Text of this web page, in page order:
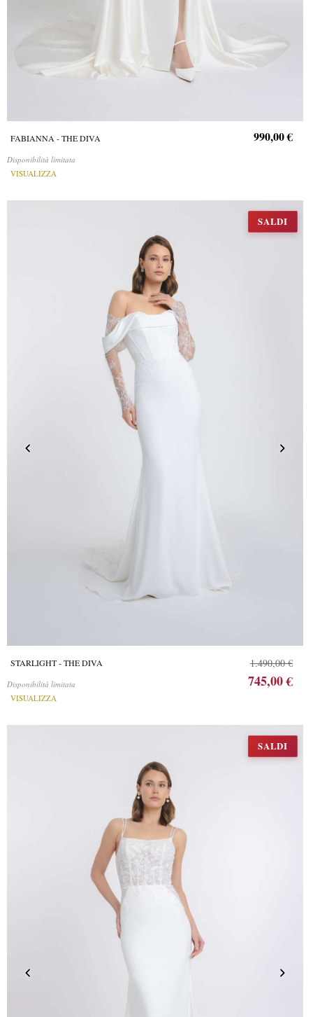
FABIANNA - THE DIVA
Disponibilità limitata
VISUALIZZA
990,00 €
SALDI
STARLIGHT - THE DIVA
Disponibilità limitata
VISUALIZZA
1.490,00 €
745,00 €
SALDI